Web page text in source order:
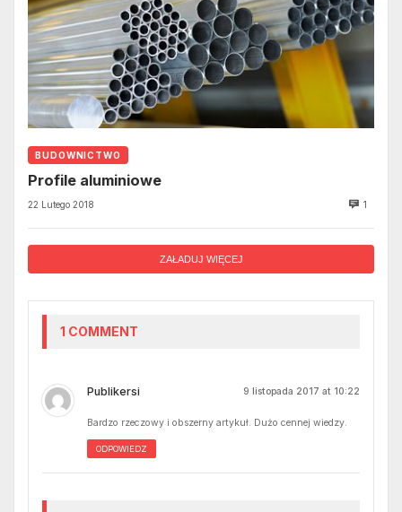
BUDOWNICTWO
Profile aluminiowe
22 Lutego 2018 1
ZAŁADUJ WIĘCEJ
1 COMMENT
Publikersi 9 listopada 2017 at 10:22
Bardzo rzeczowy i obszerny artykuł. Dużo cennej wiedzy.
ODPOWIEDZ